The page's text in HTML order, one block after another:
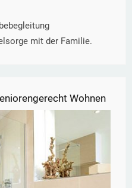
mit der Familie.
Wohnen